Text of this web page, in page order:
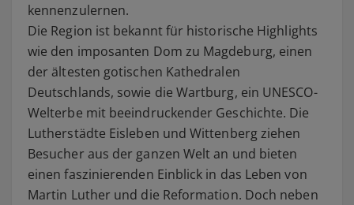
kennenzulernen.
Die Region ist bekannt für historische Highlights
wie den imposanten Dom zu Magdeburg, einen
der ältesten gotischen Kathedralen
Deutschlands, sowie die Wartburg, ein UNESCO-
Welterbe mit beeindruckender Geschichte. Die
Lutherstädte Eisleben und Wittenberg ziehen
Besucher aus der ganzen Welt an und bieten
einen faszinierenden Einblick in das Leben von
Martin Luther und die Reformation. Doch neben